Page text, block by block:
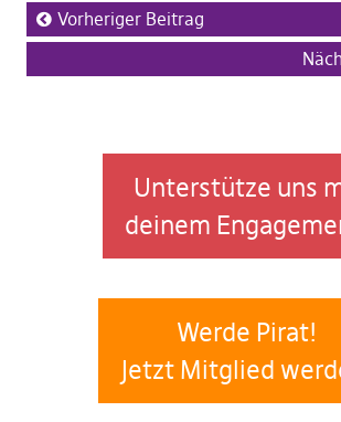
Vorheriger Beitrag
Unterstütze uns
deinem
Werde Pirat!
Jetzt Mitglied